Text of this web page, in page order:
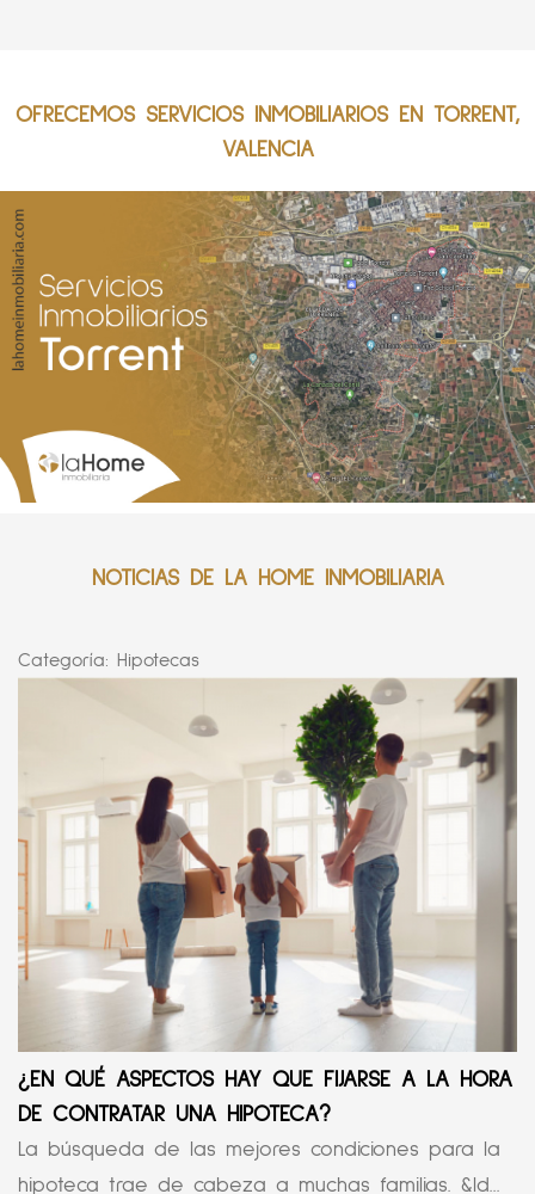
OFRECEMOS SERVICIOS INMOBILIARIOS EN TORRENT,
VALENCIA
NOTICIAS DE LA HOME INMOBILIARIA
Categoría: Hipotecas
¿EN QUÉ ASPECTOS HAY QUE FIJARSE A LA HORA
DE CONTRATAR UNA HIPOTECA?
La búsqueda de las mejores condiciones para la
hipoteca trae de cabeza a muchas familias. &ld...